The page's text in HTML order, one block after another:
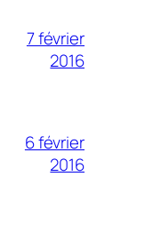
7 février
2016
6 février
2016